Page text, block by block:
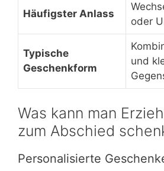
Häufigster Anlass
oder
Typische
Geschenkform
und
Was kann man
zum Abschied
Personalisierte